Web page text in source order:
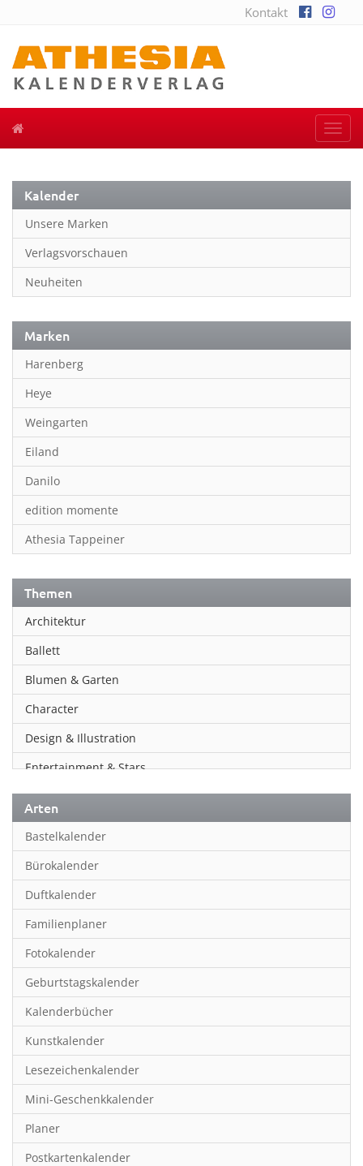
Kontakt
Kalender
Unsere Marken
Verlagsvorschauen
Neuheiten
Marken
Harenberg
Heye
Weingarten
Eiland
Danilo
edition momente
Athesia Tappeiner
Themen
Architektur
Ballett
Blumen & Garten
Character
Design & Illustration
Entertainment & Stars
Erotik
Essen & Trinken
Familienplaner
Fantasy
Film
Fotokunst
Frauen
Fußball
Gaming
Geburtstagskalender
Geschichte
Hobby & Basteln
Humor & Cartoon
Arten
Bastelkalender
Bürokalender
Duftkalender
Familienplaner
Fotokalender
Geburtstagskalender
Kalenderbücher
Kunstkalender
Lesezeichenkalender
Mini-Geschenkkalender
Planer
Postkartenkalender